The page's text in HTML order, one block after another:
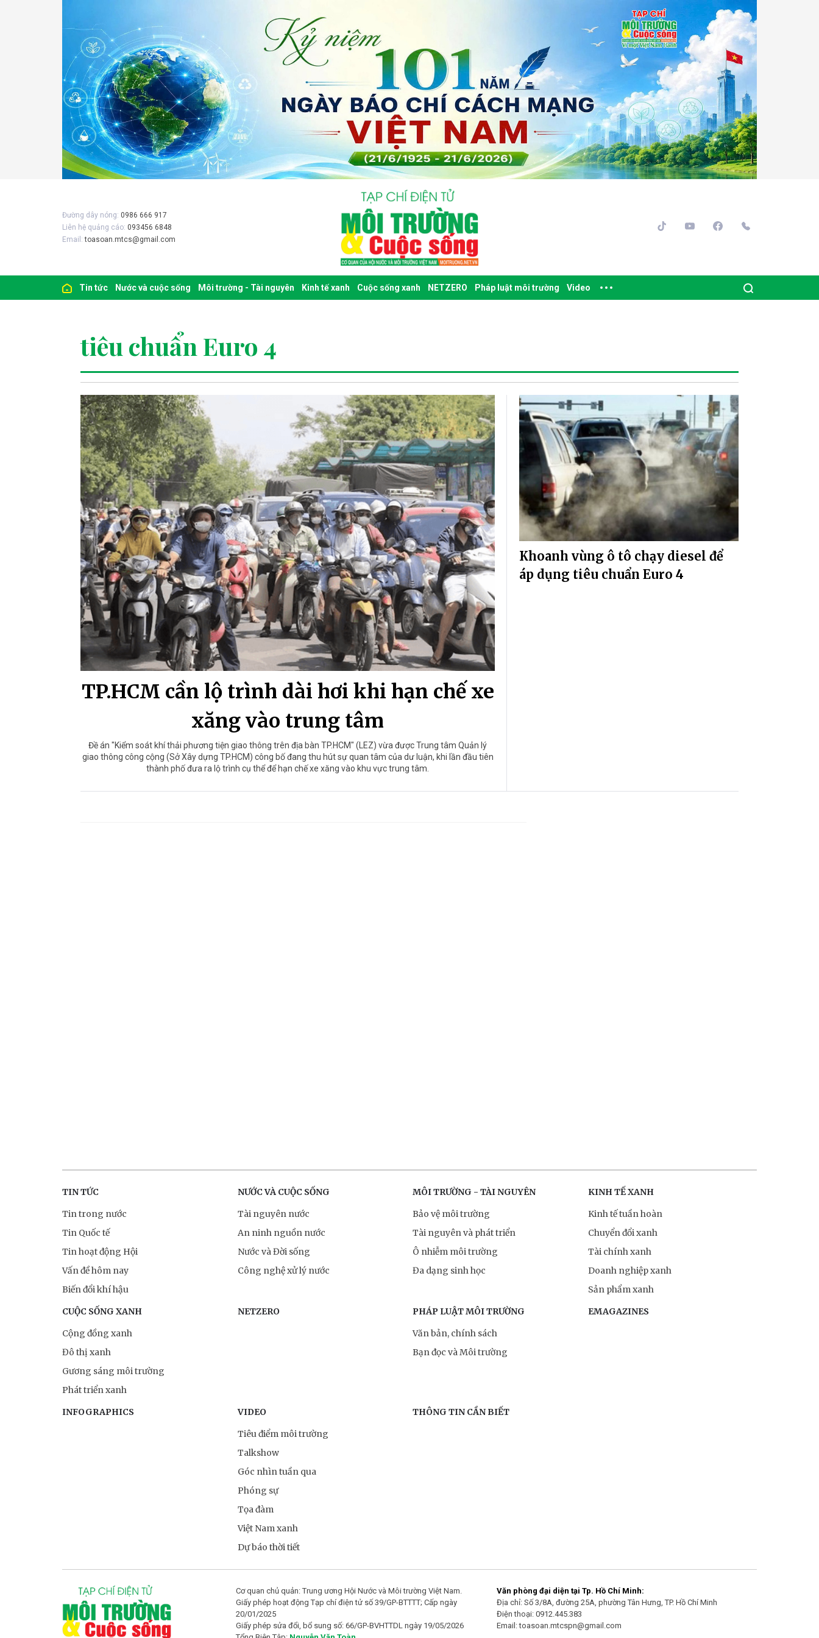
Đường dây nóng: 0986 666 917
Liên hệ quảng cáo: 093456 6848
Email:toasoan.mtcs@gmail.com
Tin tức Nước và cuộc sống Môi trường - Tài nguyên Kinh tế xanh Cuộc sống xanh NETZERO Pháp luật môi trường Video
tiêu chuẩn Euro 4
TP.HCM cần lộ trình dài hơi khi hạn chế xe
xăng vào trung tâm
Đề án "Kiểm soát khí thải phương tiện giao thông trên địa bàn TP.HCM" (LEZ) vừa được Trung tâm Quản lý
giao thông công cộng (Sở Xây dựng TP.HCM) công bố đang thu hút sự quan tâm của dư luận, khi lần đầu tiên
thành phố đưa ra lộ trình cụ thể để hạn chế xe xăng vào khu vực trung tâm.
Khoanh vùng ô tô chạy diesel để
áp dụng tiêu chuẩn Euro 4
TIN TỨC
Tin trong nước
Tin Quốc tế
Tin hoạt động Hội
Vấn đề hôm nay
Biến đổi khí hậu
NƯỚC VÀ CUỘC SỐNG
Tài nguyên nước
An ninh nguồn nước
Nước và Đời sống
Công nghệ xử lý nước
MÔI TRƯỜNG - TÀI NGUYÊN
Bảo vệ môi trường
Tài nguyên và phát triển
Ô nhiễm môi trường
Đa dạng sinh học
KINH TẾ XANH
Kinh tế tuần hoàn
Chuyển đổi xanh
Tài chính xanh
Doanh nghiệp xanh
Sản phẩm xanh
CUỘC SỐNG XANH
Cộng đồng xanh
Đô thị xanh
Gương sáng môi trường
Phát triển xanh
NETZERO
PHÁP LUẬT MÔI TRƯỜNG
Văn bản, chính sách
Bạn đọc và Môi trường
EMAGAZINES
INFOGRAPHICS
VIDEO
Tiêu điểm môi trường
Talkshow
Góc nhìn tuần qua
Phóng sự
Tọa đàm
Việt Nam xanh
Dự báo thời tiết
THÔNG TIN CẦN BIẾT
Cơ quan chủ quản: Trung ương Hội Nước và Môi trường Việt Nam.
Giấy phép hoạt động Tạp chí điện tử số 39/GP-BTTTT; Cấp ngày
20/01/2025
Giấy phép sửa đổi, bổ sung số: 66/GP-BVHTTDL ngày 19/05/2026
Văn phòng đại diện tại Tp. Hồ Chí Minh:
Địa chỉ: Số 3/8A, đường 25A, phường Tân Hưng, TP. Hồ Chí Minh
Điện thoại: 0912.445.383
Email: toasoan.mtcspn@gmail.com